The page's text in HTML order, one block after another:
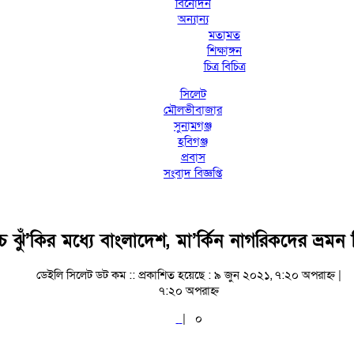
বিনোদন
অন্যান্য
মতামত
শিক্ষাঙ্গন
চিত্র বিচিত্র
সিলেট
মৌলভীবাজার
সুনামগঞ্জ
হবিগঞ্জ
প্রবাস
সংবাদ বিজ্ঞপ্তি
ঝুঁ’কির মধ্যে বাংলাদেশ, মা’র্কিন নাগরিকদের ভ্রমন
ডেইলি সিলেট ডট কম :: প্রকাশিত হয়েছে : ৯ জুন ২০২১, ৭:২০ অপরাহ্ন |
৭:২০ অপরাহ্ন
|
০